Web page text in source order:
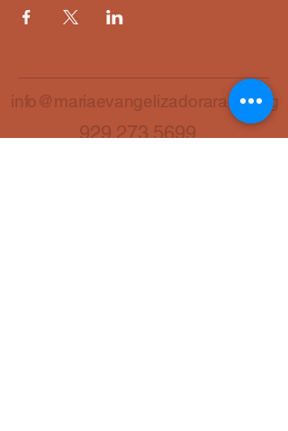
info@mariaevangelizadoraradio.org
929 273 5699